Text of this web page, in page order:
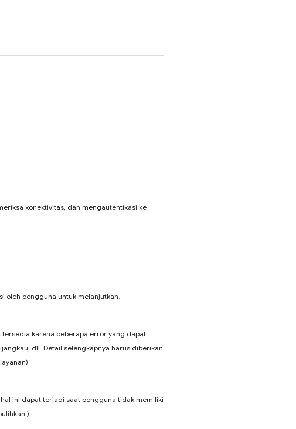
konektivitas, dan mengautentikasi ke
oleh pengguna untuk melanjutkan.
tersedia karena beberapa error yang dapat
dll. Detail selengkapnya harus diberikan
ini dapat terjadi saat pengguna tidak memiliki